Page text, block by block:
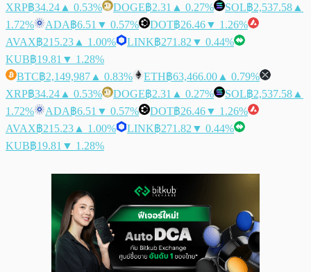
XRP฿34.24 ▲ 0.53% DOGE฿2.31 ▲ 0.27% SOL฿2,537.58 ▲
1.72%
ADA฿6.51 ▼ 0.57% DOT฿26.46▼ 1.26%
AVAX฿215.23 ▲ 1.00% LINK฿271.82 ▼ 0.44%
KUB฿19.81 ▼ 1.28%
BTC฿2,149,987 ▲ 0.83% ETH฿63,466.00 ▲ 0.79%
XRP฿34.24 ▲ 0.53% DOGE฿2.31 ▲ 0.27% SOL฿2,537.58 ▲
1.72%
ADA฿6.51 ▼ 0.57% DOT฿26.46▼ 1.26%
AVAX฿215.23 ▲ 1.00% LINK฿271.82 ▼ 0.44%
KUB฿19.81 ▼ 1.28%